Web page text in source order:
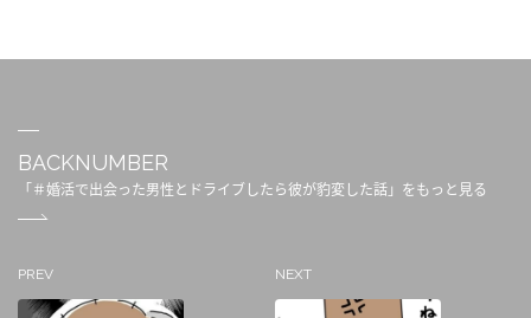
BACKNUMBER
「＃婚活で出会った男性とドライブしたら彼が豹変した話」をもっと見る
PREV NEXT